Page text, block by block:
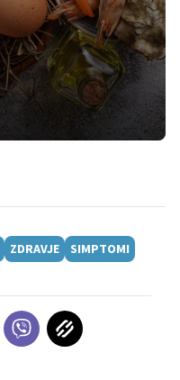
ZDRAVJE
SIMPTOMI